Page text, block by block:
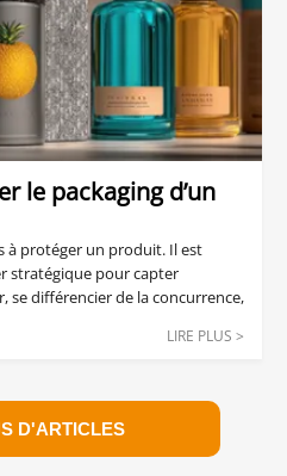
le packaging d’un
à protéger un produit. Il est
stratégique pour capter
se différencier de la concurrence,
la différence au moment de
LIRE PLUS >
D'ARTICLES